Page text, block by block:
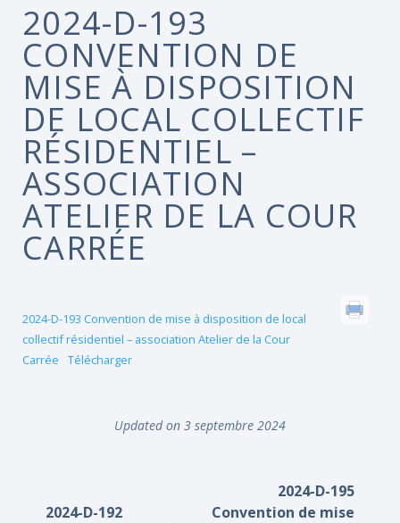
2024-D-193
CONVENTION DE
MISE À DISPOSITION
DE LOCAL COLLECTIF
RÉSIDENTIEL –
ASSOCIATION
ATELIER DE LA COUR
CARRÉE
2024-D-193 Convention de mise à disposition de local
collectif résidentiel – association Atelier de la Cour
Carrée
Télécharger
Updated on 3 septembre 2024
2024-D-192
2024-D-195
Convention de mise